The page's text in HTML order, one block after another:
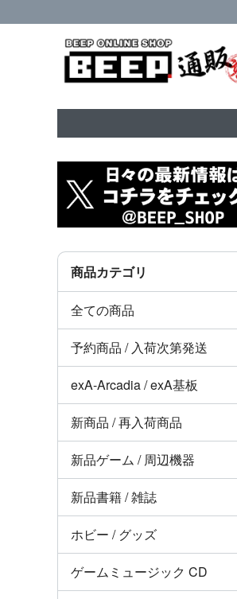
商品カテゴリ
全ての商品
予約商品 / 入荷次第発送
exA-Arcadia / exA基板
新商品 / 再入荷商品
新品ゲーム / 周辺機器
新品書籍 / 雑誌
ホビー / グッズ
ゲームミュージック CD